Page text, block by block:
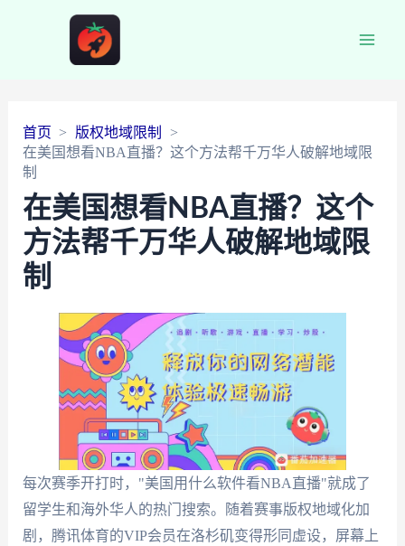
首页
版权地域限制
在美国想看NBA直播？这个方法帮千万华人破解地域限
制
在美国想看NBA直播？这个
方法帮千万华人破解地域限
制
每次赛季开打时，"美国用什么软件看NBA直播"就成了
留学生和海外华人的热门搜索。随着赛事版权地域化加
剧，腾讯体育的VIP会员在洛杉矶变得形同虚设，屏幕上